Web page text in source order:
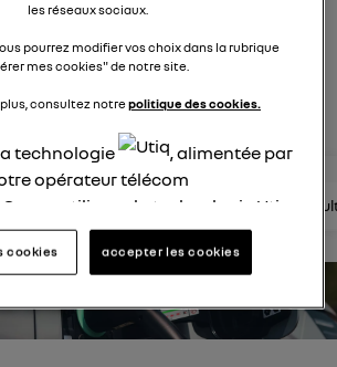
rejoignez
les articles consultez la brochure
les réseaux sociaux.
pourrez modifier vos choix dans la rubrique
mes cookies" de notre site.
consultez notrepolitique des cookies.
technologie
, alimentée par
opérateur télécom
utilisons la technologie Utiq
digitales (telles que décrites
de consentement) et liées à
internet fournie parun
participantet que vous
cookies accepter les cookies